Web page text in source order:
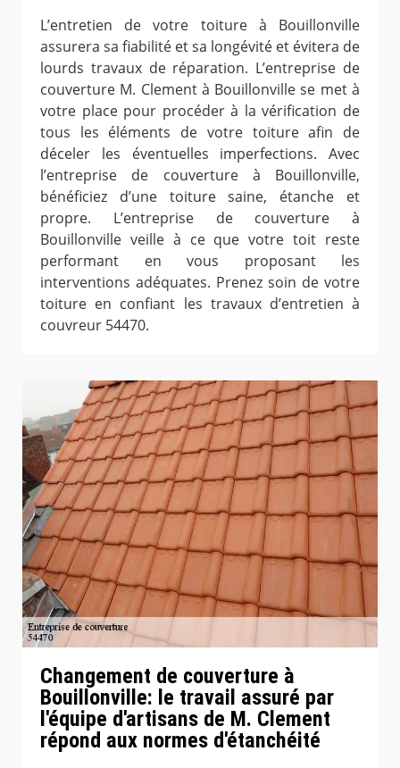
L’entretien de votre toiture à Bouillonville
assurera sa fiabilité et sa longévité et évitera de
lourds travaux de réparation. L’entreprise de
couverture M. Clement à Bouillonville se met à
votre place pour procéder à la vérification de
tous les éléments de votre toiture afin de
déceler les éventuelles imperfections. Avec
l’entreprise de couverture à Bouillonville,
bénéficiez d’une toiture saine, étanche et
propre. L’entreprise de couverture à
Bouillonville veille à ce que votre toit reste
performant en vous proposant les
interventions adéquates. Prenez soin de votre
toiture en confiant les travaux d’entretien à
couvreur 54470.
Changement de couverture à
Bouillonville: le travail assuré par
l'équipe d'artisans de M. Clement
répond aux normes d'étanchéité